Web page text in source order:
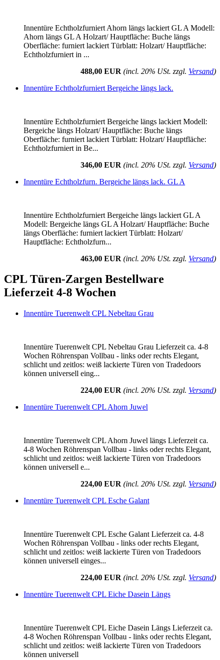
Innentüre Echtholzfurniert Ahorn längs lackiert GL A Modell:
Ahorn längs GL A Holzart/ Hauptfläche: Buche längs
Oberfläche: furniert lackiert Türblatt: Holzart/ Hauptfläche:
Echtholzfurniert in ...
488,00 EUR (incl. 20% USt. zzgl. Versand)
Innentüre Echtholzfurniert Bergeiche längs lack.
Innentüre Echtholzfurniert Bergeiche längs lackiert Modell:
Bergeiche längs Holzart/ Hauptfläche: Buche längs
Oberfläche: furniert lackiert Türblatt: Holzart/ Hauptfläche:
Echtholzfurniert in Be...
346,00 EUR (incl. 20% USt. zzgl. Versand)
Innentüre Echtholzfurn. Bergeiche längs lack. GL A
Innentüre Echtholzfurniert Bergeiche längs lackiert GL A
Modell: Bergeiche längs GL A Holzart/ Hauptfläche: Buche
längs Oberfläche: furniert lackiert Türblatt: Holzart/
Hauptfläche: Echtholzfurn...
463,00 EUR (incl. 20% USt. zzgl. Versand)
CPL Türen-Zargen Bestellware
Lieferzeit 4-8 Wochen
Innentüre Tuerenwelt CPL Nebeltau Grau
Innentüre Tuerenwelt CPL Nebeltau Grau Lieferzeit ca. 4-8
Wochen Röhrenspan Vollbau - links oder rechts Elegant,
schlicht und zeitlos: weiß lackierte Türen von Tradedoors
können universell eing...
224,00 EUR (incl. 20% USt. zzgl. Versand)
Innentüre Tuerenwelt CPL Ahorn Juwel
Innentüre Tuerenwelt CPL Ahorn Juwel längs Lieferzeit ca.
4-8 Wochen Röhrenspan Vollbau - links oder rechts Elegant,
schlicht und zeitlos: weiß lackierte Türen von Tradedoors
können universell e...
224,00 EUR (incl. 20% USt. zzgl. Versand)
Innentüre Tuerenwelt CPL Esche Galant
Innentüre Tuerenwelt CPL Esche Galant Lieferzeit ca. 4-8
Wochen Röhrenspan Vollbau - links oder rechts Elegant,
schlicht und zeitlos: weiß lackierte Türen von Tradedoors
können universell einges...
224,00 EUR (incl. 20% USt. zzgl. Versand)
Innentüre Tuerenwelt CPL Eiche Dasein Längs
Innentüre Tuerenwelt CPL Eiche Dasein Längs Lieferzeit ca.
4-8 Wochen Röhrenspan Vollbau - links oder rechts Elegant,
schlicht und zeitlos: weiß lackierte Türen von Tradedoors
können universell